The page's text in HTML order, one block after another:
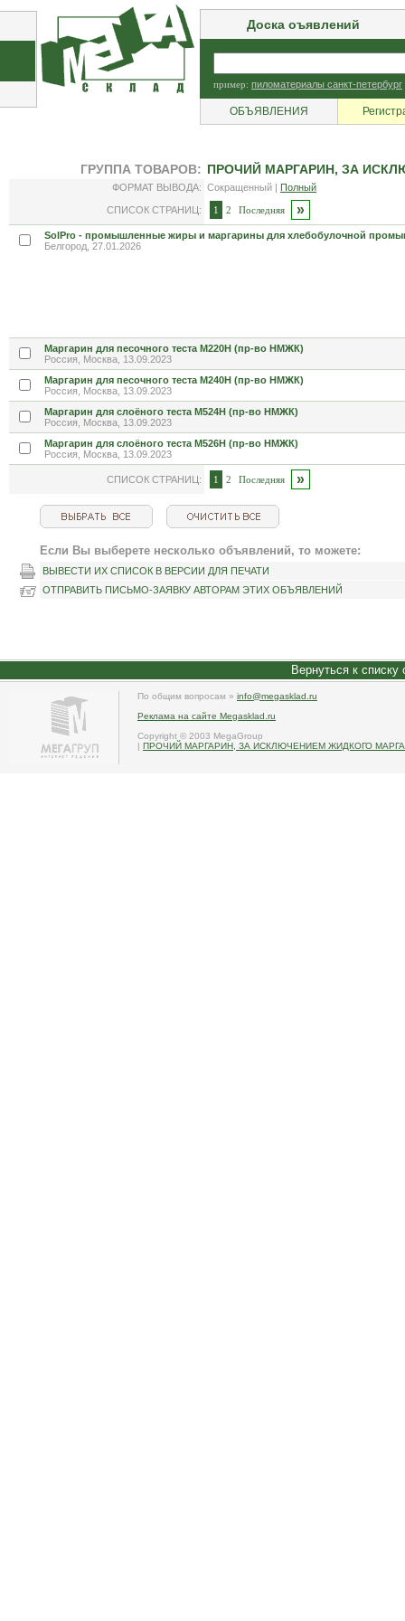
Доска оъявлений
пример: пиломатериалы санкт-петербург
ОБЪЯВЛЕНИЯ
ГРУППА ТОВАРОВ: ПРОЧИЙ МАРГАРИН, ЗА
ФОРМАТ ВЫВОДА: Сокращенный | Полный
СПИСОК СТРАНИЦ: 1 2 Последняя »
SolPro - промышленные жиры и маргарины для хлебобулочной
Белгород, 27.01.2026
Маргарин для песочного теста М220Н (пр-во НМЖК)
Россия, Москва, 13.09.2023
Маргарин для песочного теста М240Н (пр-во НМЖК)
Россия, Москва, 13.09.2023
Маргарин для слоёного теста М524Н (пр-во НМЖК)
Россия, Москва, 13.09.2023
Маргарин для слоёного теста М526Н (пр-во НМЖК)
Россия, Москва, 13.09.2023
СПИСОК СТРАНИЦ: 1 2 Последняя »
Если Вы выберете несколько объявлений, то можете:
ВЫВЕСТИ ИХ СПИСОК В ВЕРСИИ ДЛЯ ПЕЧАТИ
ОТПРАВИТЬ ПИСЬМО-ЗАЯВКУ АВТОРАМ ЭТИХ ОБЪЯВЛЕНИЙ
Вернуться к списку
По общим вопросам » info@megasklad.ru
Реклама на сайте Megasklad.ru
Copyright © 2003 MegaGroup
| ПРОЧИЙ МАРГАРИН, ЗА ИСКЛЮЧЕНИЕМ ЖИДКОГО